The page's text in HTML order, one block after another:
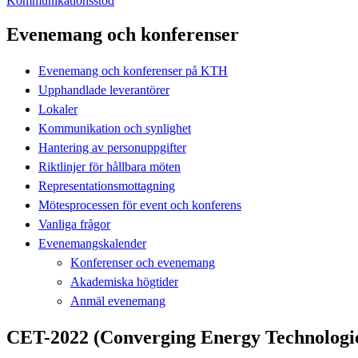
Evenemang och konferenser
Evenemang och konferenser på KTH
Upphandlade leverantörer
Lokaler
Kommunikation och synlighet
Hantering av personuppgifter
Riktlinjer för hållbara möten
Representationsmottagning
Mötesprocessen för event och konferens
Vanliga frågor
Evenemangskalender
Konferenser och evenemang
Akademiska högtider
Anmäl evenemang
CET-2022 (Converging Energy